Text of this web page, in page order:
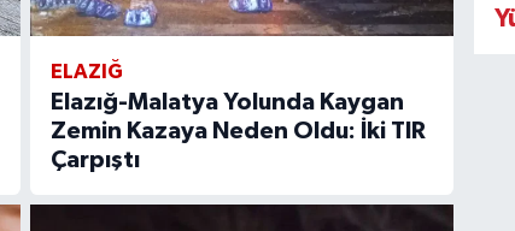
ELAZIĞ
Elazığ-Malatya Yolunda Kaygan
Zemin Kazaya Neden Oldu: İki TIR
Çarpıştı